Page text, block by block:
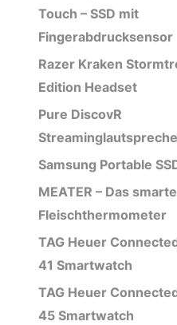
Touch – SSD mit
Fingerabdrucksensor
Razer Kraken
Edition Headset
Pure DiscovR
Samsung Portable
MEATER – Das smarte
Fleischthermometer
TAG Heuer
41 Smartwatch
TAG Heuer
45 Smartwatch